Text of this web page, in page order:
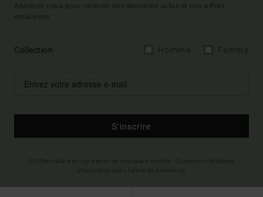
Abonnez-vous pour recevoir nos dernières actus et nos offres
exclusives.
Collection
S'inscrire